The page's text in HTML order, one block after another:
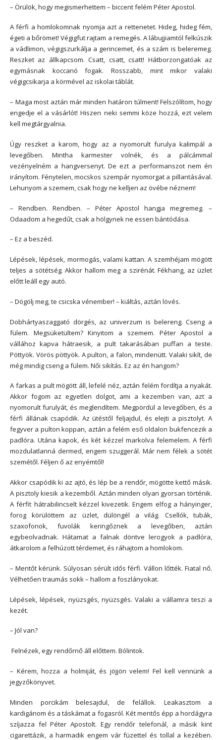
– Örülök, hogy megismerhettem – biccent felém Péter Apostol.
A férfi a homlokomnak nyomja azt a rettenetet. Hideg, hideg fém,
égeti a bőrömet! Végigfut rajtam a remegés. A lábujjiamtól felkúszik
a vádlimon, végigszurkálja a gerincemet, és a szám is beleremeg.
Reszket az állkapcsom. Csatt, csatt, csatt! Hátborzongatóak az
egymásnak koccanó fogak. Rosszabb, mint mikor valaki
végigcsikarja a körmével az iskolai táblát.
– Maga most aztán már minden határon túlment! Felszólítom, hogy
engedje el a vásárlót! Hiszen neki semmi köze hozzá, ezt velem
kell megtárgyalnia.
Úgy reszket a karom, hogy az a nyomorult furulya kalimpál a
levegőben. Mintha karmester volnék, és a pálcámmal
vezényelném a hangversenyt. De ezt a performanszot nem én
irányítom. Fénytelen, mocskos szempár nyomorgat a pillantásával.
Lehunyom a szemem, csak hogy ne kelljen az övébe néznem!
– Rendben. Rendben. – Péter Apostol hangja megremeg. –
Odaadom a hegedűt, csak a hölgynek ne essen bántódása.
– Ez a beszéd.
Lépések, lépések, mormogás, valami kattan. A szemhéjam mögött
teljes a sötétség. Akkor hallom meg a szirénát. Fékhang, az üzlet
előtt leáll egy autó.
– Dögölj meg, te csicska vénember! – kiáltás, aztán lövés.
Dobhártyaszaggató dörgés, az univerzum is belereng. Cseng a
fülem. Megsüketültem? Kinyitom a szemem. Péter Apostol a
vállához kapva hátraesik, a pult takarásában puffan a teste.
Pöttyök. Vörös pöttyök. A pulton, a falon, mindenütt. Valaki sikít, de
még mindig cseng a fülem. Női sikítás. Ez az én hangom?
A farkas a pult mögött áll, lefelé néz, aztán felém fordítja a nyakát.
Akkor fogom az egyetlen dolgot, ami a kezemben van, azt a
nyomorult furulyát, és meglendítem. Megpördül a levegőben, és a
férfi állának csapódik. Az ütéstől feljajdul, és elejti a pisztolyt. A
fegyver a pulton koppan, aztán a felém eső oldalon bukfencezik a
padlóra. Utána kapok, és két kézzel markolva felemelem. A férfi
mozdulatlanná dermed, engem szuggerál. Már nem félek a sötét
szemétől. Féljen ő az enyémtől!
Akkor csapódik ki az ajtó, és lép be a rendőr, mögötte kettő másik.
A pisztoly kiesik a kezemből. Aztán minden olyan gyorsan történik.
A férfit hátrabilincselt kézzel kivezetik. Engem elfog a hányinger,
forog körülöttem az üzlet, dülöngél a világ. Csellók, tubák,
szaxofonok, fuvolák keringőznek a levegőben, aztán
egybeolvadnak. Hátamat a falnak döntve lerogyok a padlóra,
átkarolom a felhúzott térdemet, és ráhajtom a homlokom.
– Mentőt kérünk. Súlyosan sérült idős férfi. Vállon lőtték. Fiatal nő.
Vélhetően traumás sokk – hallom a foszlányokat.
Lépések, lépések, nyüzsgés, nyüzsgés. Valaki a vállamra teszi a
kezét.
– Jól van?
Felnézek, egy rendőrnő áll előttem. Bólintok.
– Kérem, hozza a holmiját, és jöjjön velem! Fel kell vennünk a
jegyzőkönyvet.
Minden porcikám belesajdul, de felállok. Leakasztom a
kardigánom és a táskámat a fogasról. Két mentős épp a hordágyra
szíjazza fel Péter Apostolt. Egy rendőr telefonál, a másik kint
cigarettázik, a harmadik engem vár füzettel és tollal a kezében.